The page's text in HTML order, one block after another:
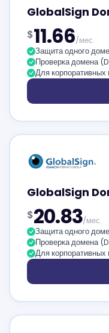
GlobalSign
$11.66/мес.
Защита одного
Проверка домена
Для корпоративных
GlobalSign
$20.83/мес.
Защита одного
Проверка домена
Для корпоративных